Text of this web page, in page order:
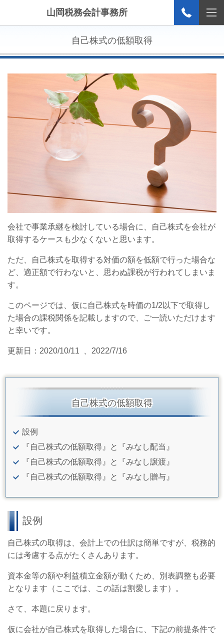
山岡税務会計事務所
自己株式の低額取得
会社で事業承継を検討している場合に、自己株式を会社が
取得するケースも少なくないと思います。
ただ、自己株式を取得する対価の額を低額で行った場合な
ど、適正額で行わないと、思わぬ課税が行われてしまいま
す。
このページでは、仮に自己株式を時価の1/2以下で取得し
た場合の課税関係を記載しますので、ご一読いただけます
と幸いです。
更新日：2020/10/11 、2022/7/16
自己株式の低額取得
設例
『自己株式の低額取得』と『みなし配当』
『自己株式の低額取得』と『みなし譲渡』
『自己株式の低額取得』と『みなし贈与』
設例
自己株式の取得は、会計上での仕訳は簡単ですが、税務的
には考慮する点がたくさんあります。
資本金等の額や利益積立金額が動くため、別表調整も必要
となります（ここでは、この話は割愛します）。
さて、本題に戻ります。
仮に会社が自己株式を取得した場合に、下記の前提条件で